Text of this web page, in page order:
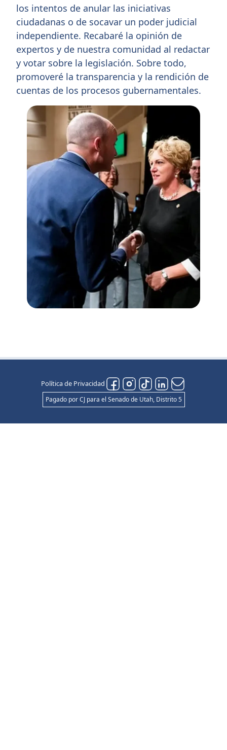
los intentos de anular las iniciativas
ciudadanas o de socavar un poder judicial
independiente. Recabaré la opinión de
expertos y de nuestra comunidad al redactar
y votar sobre la legislación. Sobre todo,
promoveré la transparencia y la rendición de
cuentas de los procesos gubernamentales.
Política de Privacidad
Pagado por CJ para el Senado de Utah, Distrito 5